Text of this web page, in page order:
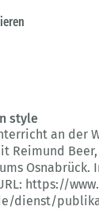
style
an der
Reimund
Osnabrück.
https://
dienst/